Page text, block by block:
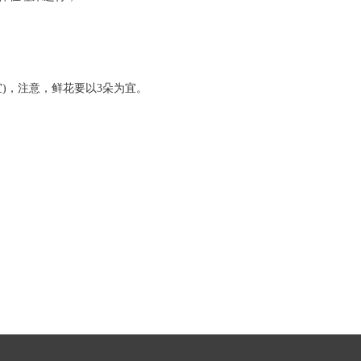
注意，鲜花要以3朵为宜。